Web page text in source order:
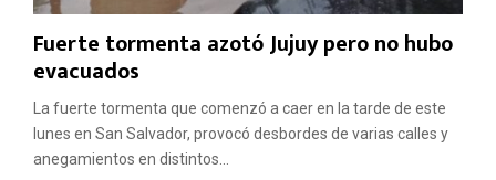
Fuerte tormenta azotó Jujuy pero no hubo
evacuados
La fuerte tormenta que comenzó a caer en la tarde de este
lunes en San Salvador, provocó desbordes de varias calles y
anegamientos en distintos...